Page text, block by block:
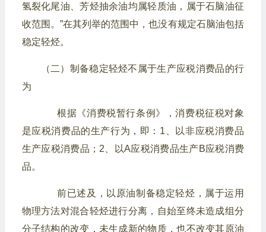
氢裂化尾油、芳烃抽余油均属轻质油，属于石脑油征
收范围。”在其列举的范围中，也没有规定石脑油包括
稳定轻烃。
（二）制备稳定轻烃不属于生产应税消费品的行
为
根据《消费税暂行条例》，消费税征税对象
是应税消费品的生产行为，即： 1、以非应税消费品
生产应税消费品； 2、以A应税消费品生产B应税消费
品。
前已述及，以原油制备稳定轻烃，属于运用
物理方法对混合轻烃进行分离，自始至终未造成组分
分子结构的改变，未生成新的物质，也不改变其原油